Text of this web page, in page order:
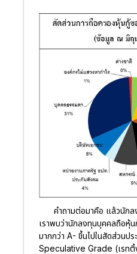
คำถามต่อมาคือ แล้วนัก
เราพบว่านักลงทุนบุคคลถือหุ้
มากกว่า A- ขึ้นไปในสัดส่วนป
Speculative Grade (เรทติ้